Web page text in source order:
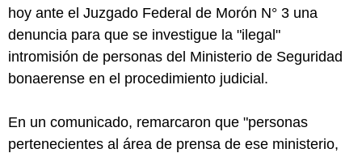
hoy ante el Juzgado Federal de Morón N° 3 una
denuncia para que se investigue la "ilegal"
intromisión de personas del Ministerio de Seguridad
bonaerense en el procedimiento judicial.
En un comunicado, remarcaron que "personas
pertenecientes al área de prensa de ese ministerio,